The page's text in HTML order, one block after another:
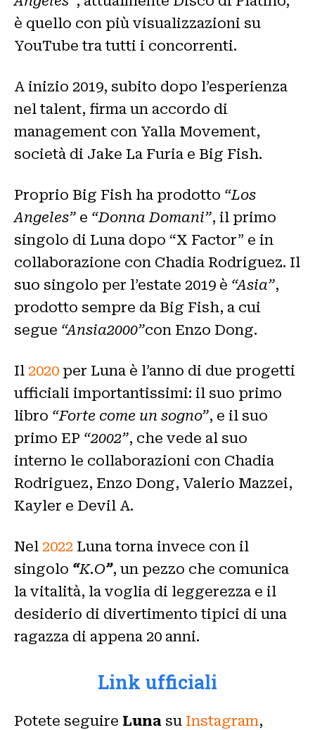
è quello con più visualizzazioni su
YouTube tra tutti i concorrenti.
A inizio 2019, subito dopo l’esperienza
nel talent, firma un accordo di
management con Yalla Movement,
società di Jake La Furia e Big Fish.
Proprio Big Fish ha prodotto “Los
Angeles” e “Donna Domani”, il primo
singolo di Luna dopo “X Factor” e in
collaborazione con Chadia Rodriguez. Il
suo singolo per l’estate 2019 è “Asia”,
prodotto sempre da Big Fish, a cui
segue “Ansia2000”con Enzo Dong.
Il 2020 per Luna è l’anno di due progetti
ufficiali importantissimi: il suo primo
libro “Forte come un sogno”, e il suo
primo EP “2002”, che vede al suo
interno le collaborazioni con Chadia
Rodriguez, Enzo Dong, Valerio Mazzei,
Kayler e Devil A.
Nel 2022 Luna torna invece con il
singolo “K.O”, un pezzo che comunica
la vitalità, la voglia di leggerezza e il
desiderio di divertimento tipici di una
ragazza di appena 20 anni.
Link ufficiali
Potete seguire Luna su Instagram,